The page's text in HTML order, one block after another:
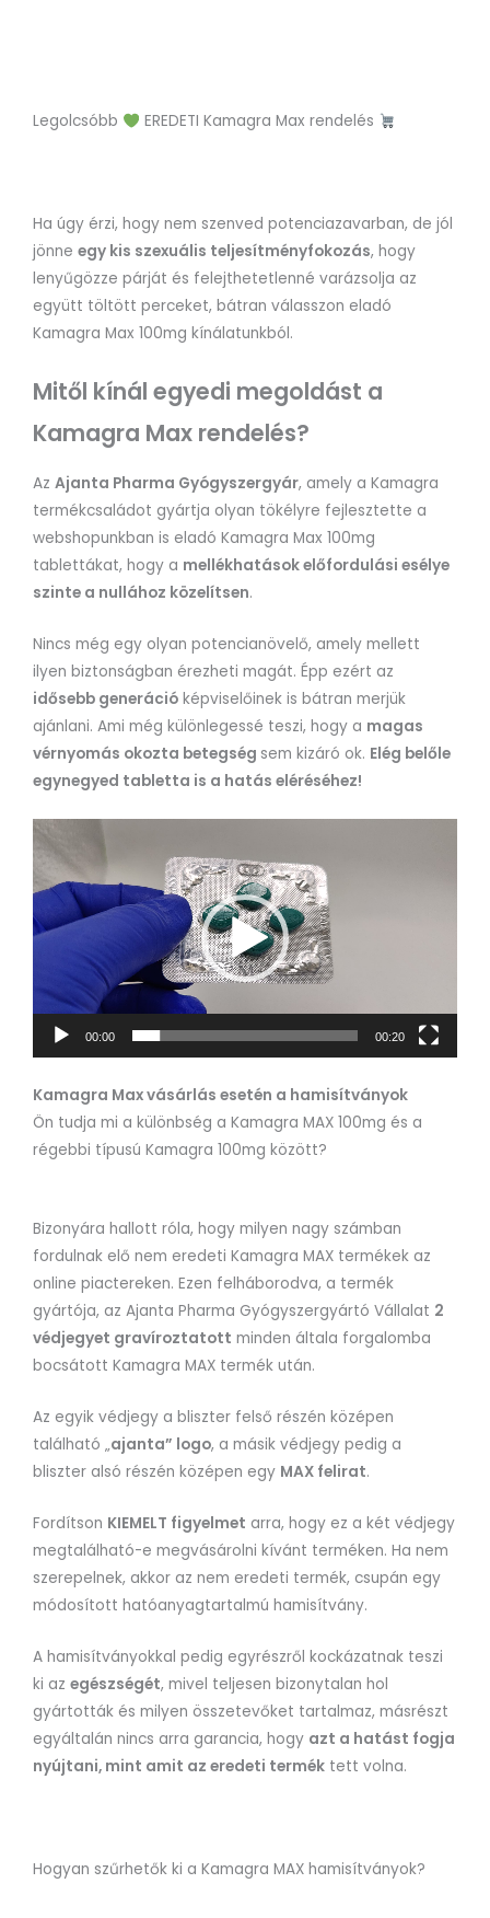
Legolcsóbb EREDETI Kamagra Max rendelés
Ha úgy érzi, hogy nem szenved potenciazavarban, de jól
jönne egy kis szexuális teljesítményfokozás, hogy
lenyűgözze párját és felejthetetlenné varázsolja az
együtt töltött perceket, bátran válasszon eladó
Kamagra Max 100mg kínálatunkból.
Mitől kínál egyedi megoldást a
Kamagra Max rendelés?
Az Ajanta Pharma Gyógyszergyár, amely a Kamagra
termékcsaládot gyártja olyan tökélyre fejlesztette a
webshopunkban is eladó Kamagra Max 100mg
tablettákat, hogy a mellékhatások előfordulási esélye
szinte a nullához közelítsen.
Nincs még egy olyan potencianövelő, amely mellett
ilyen biztonságban érezheti magát. Épp ezért az
idősebb generáció képviselőinek is bátran merjük
ajánlani. Ami még különlegessé teszi, hogy a magas
vérnyomás okozta betegség sem kizáró ok. Elég belőle
egynegyed tabletta is a hatás eléréséhez!
Videólejátszó
00:00 00:20
Kamagra Max vásárlás esetén a hamisítványok
Ön tudja mi a különbség a Kamagra MAX 100mg és a
régebbi típusú Kamagra 100mg között?
Bizonyára hallott róla, hogy milyen nagy számban
fordulnak elő nem eredeti Kamagra MAX termékek az
online piactereken. Ezen felháborodva, a termék
gyártója, az Ajanta Pharma Gyógyszergyártó Vállalat 2
védjegyet gravíroztatott minden általa forgalomba
bocsátott Kamagra MAX termék után.
Az egyik védjegy a bliszter felső részén középen
található „ajanta” logo, a másik védjegy pedig a
bliszter alsó részén középen egy MAX felirat.
Fordítson KIEMELT figyelmet arra, hogy ez a két védjegy
megtalálható-e megvásárolni kívánt terméken. Ha nem
szerepelnek, akkor az nem eredeti termék, csupán egy
módosított hatóanyagtartalmú hamisítvány.
A hamisítványokkal pedig egyrészről kockázatnak teszi
ki az egészségét, mivel teljesen bizonytalan hol
gyártották és milyen összetevőket tartalmaz, másrészt
egyáltalán nincs arra garancia, hogy azt a hatást fogja
nyújtani, mint amit az eredeti termék tett volna.
Hogyan szűrhetők ki a Kamagra MAX hamisítványok?